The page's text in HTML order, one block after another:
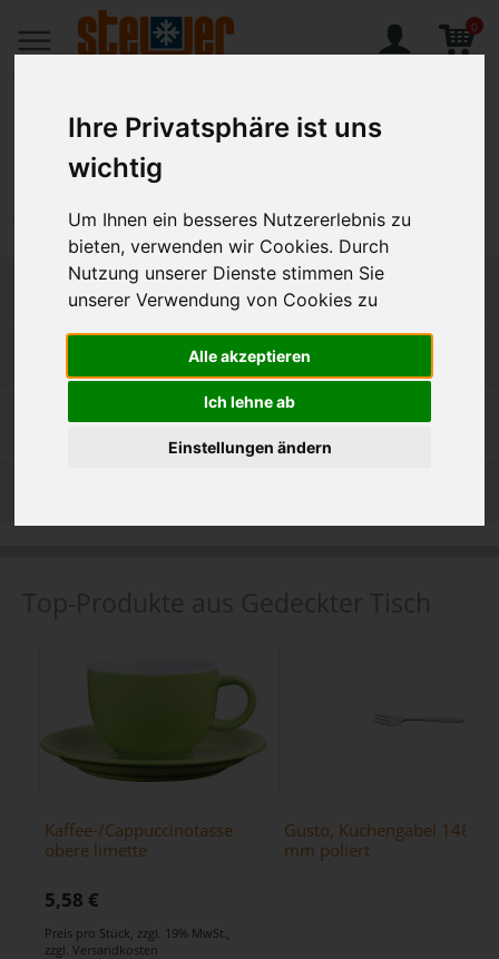
Ihre Privatsphäre ist uns
wichtig
Um Ihnen ein besseres Nutzererlebnis zu
bieten, verwenden wir Cookies. Durch
Nutzung unserer Dienste stimmen Sie
unserer Verwendung von Cookies zu
Alle akzeptieren
Ich lehne ab
Einstellungen ändern
0
GEDECKTER TISCH
(9250)
Be­ste­cke (1859)
Kaffee-/Cappuccinotasse
obere limette
5,58 €
Preis pro Stück, zzgl. 19% MwSt.,
zzgl. Versandkosten
Gusto, Kuchengabel 148
mm poliert